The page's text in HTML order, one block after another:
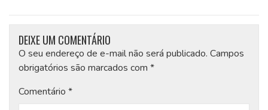
DEIXE UM COMENTÁRIO
O seu endereço de e-mail não será publicado. Campos
obrigatórios são marcados com *
Comentário *